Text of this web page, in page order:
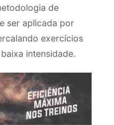
de
ser aplicada por
exercícios
intensidade.